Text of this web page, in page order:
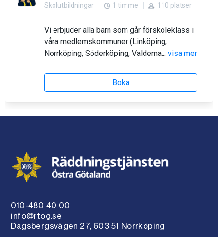
010-480 40 00
info@rtog.se
Dagsbergsvägen 27, 603 51 Norrköping